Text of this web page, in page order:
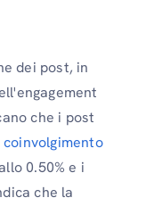
dei post, in
che i post
coinvolgimento
0.50% e i
che la